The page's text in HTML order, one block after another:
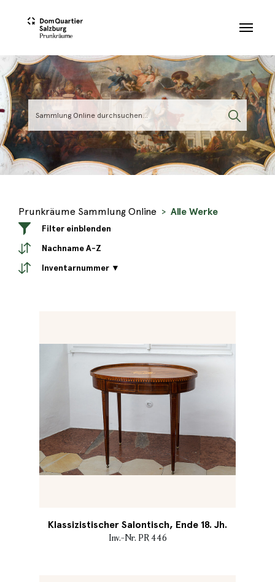
Prunkräume Sammlung Online Alle Werke
Filter einblenden
Nachname A-Z
Inventarnummer ▼
Klassizistischer Salontisch, Ende 18. Jh.
Inv.-Nr. PR 446